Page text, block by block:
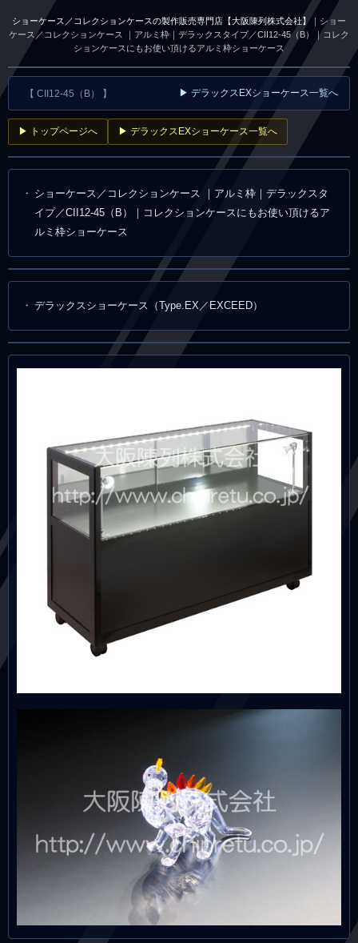
ショーケース／コレクションケースの製作販売専門店【大阪陳列株式会社】 ｜ショー
ケース／コレクションケース ｜アルミ枠｜デラックスタイプ／CII12-45（B）｜コレク
ションケースにもお使い頂けるアルミ枠ショーケース
【 CII12-45（B） 】 ▶ デラックスEXショーケース一覧へ
▶ トップページへ ▶ デラックスEXショーケース一覧へ
ショーケース／コレクションケース ｜アルミ枠｜デラックスタ
イプ／CII12-45（B）｜コレクションケースにもお使い頂けるア
ルミ枠ショーケース
デラックスショーケース（Type.EX／EXCEED）